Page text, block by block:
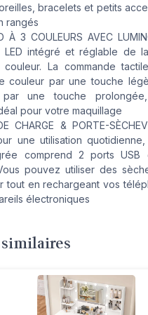
bracelets et petits
rangés
À 3 COULEURS AVEC
LED intégré et réglable de
La commande
couleur par une touche
par une touche
pour votre maquillage
CHARGE & PORTE-
une utilisation
comprend 2 ports USB
pouvez utiliser des
tout en rechargeant vos
électroniques